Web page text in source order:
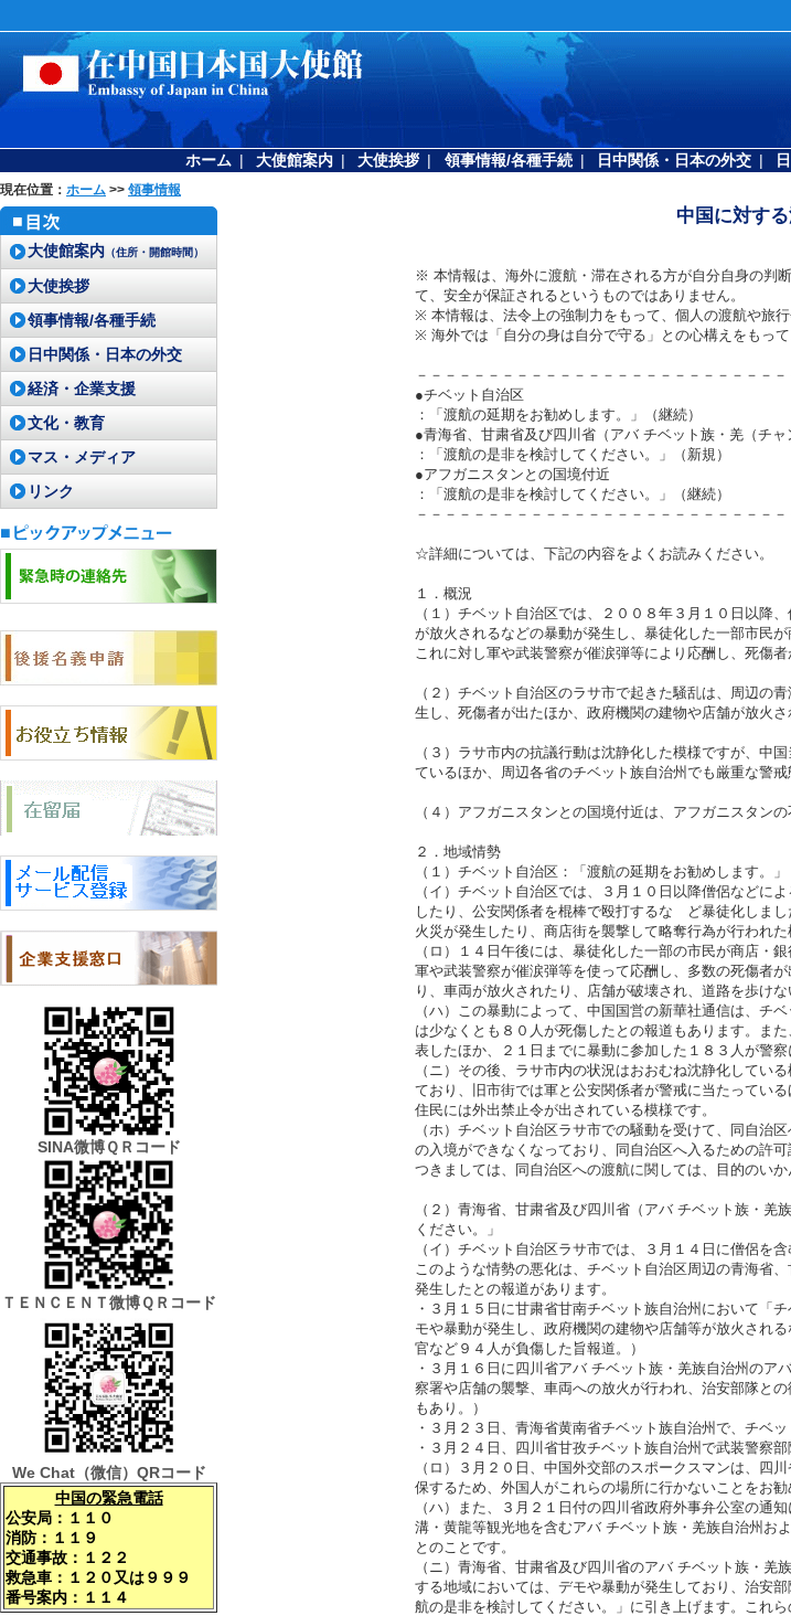
ホーム | 大使館案内 | 大使挨拶 | 領事情報/各種手続 | 日中関係・日本の外交 |
現在位置： ホーム >> 領事情報
大使館案内 （住所・開館時間）
大使挨拶
領事情報/各種手続
日中関係・日本の外交
経済・企業支援
文化・教育
マス・メディア
リンク
SINA微博ＱＲコード
ＴＥＮＣＥＮＴ微博ＱＲコード
We Chat（微信）QRコード
中国の緊急電話
公安局：１１０
消防：１１９
交通事故：１２２
救急車：１２０又は９９９
番号案内：１１４
中国に対す
※ 本情報は、海外に渡航・滞在される方が自分自身の判
て、安全が保証されるというものではありません。
※ 本情報は、法令上の強制力をもって、個人の渡航や旅
※ 海外では「自分の身は自分で守る」との心構えをもっ
－－－－－－－－－－－－－－－－－－－－－－－－－－
●チベット自治区
：「渡航の延期をお勧めします。」（継続）
●青海省、甘粛省及び四川省（アバ チベット族・羌（チ
：「渡航の是非を検討してください。」（新規）
●アフガニスタンとの国境付近
：「渡航の是非を検討してください。」（継続）
－－－－－－－－－－－－－－－－－－－－－－－－－－
☆詳細については、下記の内容をよくお読みください。
１．概況
（１）チベット自治区では、２００８年３月１０日以降
が放火されるなどの暴動が発生し、暴徒化した一部市民
これに対し軍や武装警察が催涙弾等により応酬し、死傷者
（２）チベット自治区のラサ市で起きた騒乱は、周辺の
生し、死傷者が出たほか、政府機関の建物や店舗が放火
（３）ラサ市内の抗議行動は沈静化した模様ですが、中
ているほか、周辺各省のチベット族自治州でも厳重な警
（４）アフガニスタンとの国境付近は、アフガニスタン
２．地域情勢
（１）チベット自治区：「渡航の延期をお勧めします。」
（イ）チベット自治区では、３月１０日以降僧侶など
したり、公安関係者を棍棒で殴打するな ど暴徒化しま
火災が発生したり、商店街を襲撃して略奪行為が行われた
（ロ）１４日午後には、暴徒化した一部の市民が商店・
軍や武装警察が催涙弾等を使って応酬し、多数の死傷者
り、車両が放火されたり、店舗が破壊され、道路を歩けな
（ハ）この暴動によって、中国国営の新華社通信は、チ
は少なくとも８０人が死傷したとの報道もあります。ま
表したほか、２１日までに暴動に参加した１８３人が警察
（ニ）その後、ラサ市内の状況はおおむね沈静化してい
ており、旧市街では軍と公安関係者が警戒に当たってい
住民には外出禁止令が出されている模様です。
（ホ）チベット自治区ラサ市での騒動を受けて、同自治
の入境ができなくなっており、同自治区へ入るための許可
つきましては、同自治区への渡航に関しては、目的のい
（２）青海省、甘粛省及び四川省（アバ チベット族・
ください。」
（イ）チベット自治区ラサ市では、３月１４日に僧侶を
このような情勢の悪化は、チベット自治区周辺の青海省
発生したとの報道があります。
・３月１５日に甘粛省甘南チベット族自治州において「
モや暴動が発生し、政府機関の建物や店舗等が放火され
官など９４人が負傷した旨報道。）
・３月１６日に四川省アバ チベット族・羌族自治州の
察署や店舗の襲撃、車両への放火が行われ、治安部隊と
もあり。）
・３月２３日、青海省黄南省チベット族自治州で、チベ
・３月２４日、四川省甘孜チベット族自治州で武装警察
（ロ）３月２０日、中国外交部のスポークスマンは、四
保するため、外国人がこれらの場所に行かないことをお勧
（ハ）また、３月２１日付の四川省政府外事弁公室の通
溝・黄龍等観光地を含むアバ チベット族・羌族自治州お
とのことです。
（ニ）青海省、甘粛省及び四川省のアバ チベット族・
する地域においては、デモや暴動が発生しており、治安
航の是非を検討してください。」に引き上げます。これ